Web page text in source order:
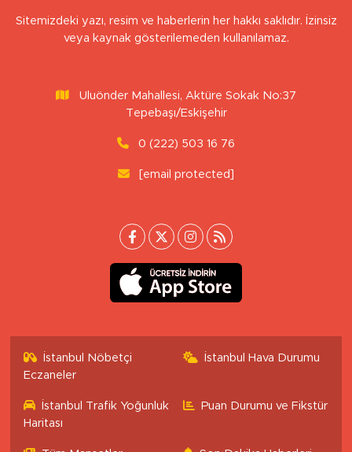
Sitemizdeki yazı, resim ve haberlerin her hakkı saklıdır. İzinsiz
veya kaynak gösterilemeden kullanılamaz.
Uluönder Mahallesi, Aktüre Sokak No:37
Tepebaşı/Eskişehir
0 (222) 503 16 76
[email protected]
İstanbul Nöbetçi
Eczaneler
İstanbul Hava Durumu
İstanbul Trafik Yoğunluk
Haritası
Puan Durumu ve Fikstür